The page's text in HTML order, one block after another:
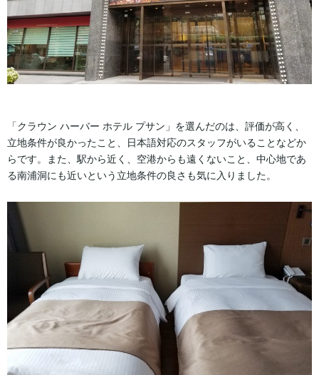
「クラウン ハーバー ホテル プサン」を選んだのは、評価が高く、
立地条件が良かったこと、日本語対応のスタッフがいることなどか
らです。また、駅から近く、空港からも遠くないこと、中心地であ
る南浦洞にも近いという立地条件の良さも気に入りました。